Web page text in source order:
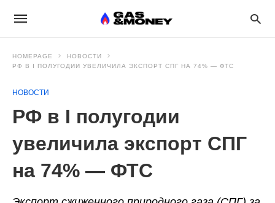
HOMEPAGE
НОВОСТИ
РФ В I ПОЛУГОДИИ УВЕЛИЧИЛА ЭКСПОРТ СПГ НА 74% — ФТС
НОВОСТИ
РФ в I полугодии
увеличила экспорт СПГ
на 74% — ФТС